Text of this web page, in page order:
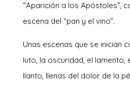
“Aparición a los Apóstoles”,
escena del “pan y el vino”.
Unas escenas que se inician
luto, la oscuridad, el lamento,
llanto, llenas del dolor de la